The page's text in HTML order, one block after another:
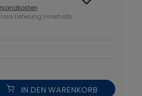
Lieferung innerhalb
IN DEN WARENKORB